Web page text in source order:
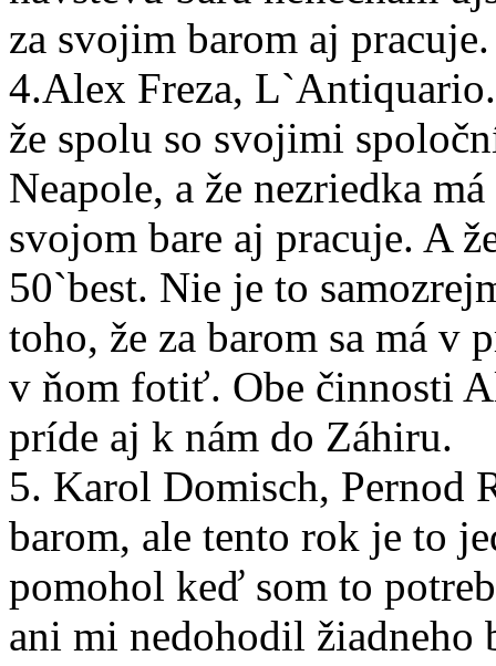
za svojim barom aj pracuje.
4.Alex Freza,
že spolu so svojimi
Neapole, a že nezriedka
svojom bare aj pracuje. A
50`best. Nie je to
toho, že za barom sa má v
v ňom fotiť. Obe činnosti
príde aj k nám do Záhiru.
5. Karol Domisch, Pernod
barom, ale tento rok je to
pomohol keď som to
ani mi nedohodil žiadneho